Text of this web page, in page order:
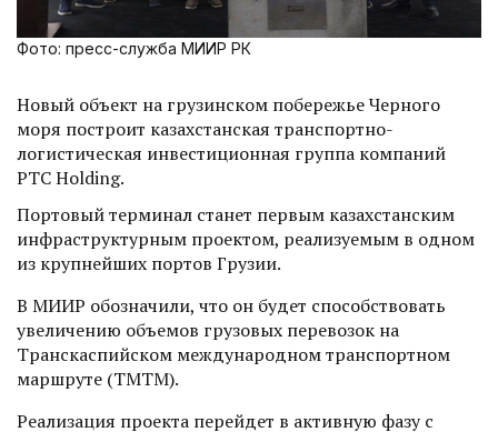
Фото: пресс-служба МИИР РК
Новый объект на грузинском побережье Черного
моря построит казахстанская транспортно-
логистическая инвестиционная группа компаний
PTC Holding.
Портовый терминал станет первым казахстанским
инфраструктурным проектом, реализуемым в одном
из крупнейших портов Грузии.
В МИИР обозначили, что он будет способствовать
увеличению объемов грузовых перевозок на
Транскаспийском международном транспортном
маршруте (ТМТМ).
Реализация проекта перейдет в активную фазу с